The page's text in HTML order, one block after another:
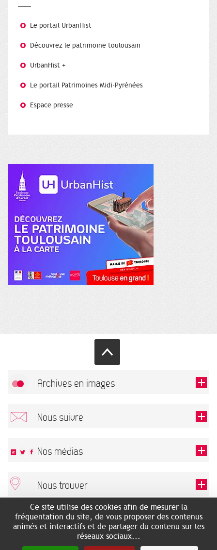
Le portail UrbanHist
Découvrez le patrimoine toulousain
UrbanHist +
Le portail Patrimoines Midi-Pyrénées
Espace presse
Archives en images
Nous suivre
Ce champ est exigé.
Nos médias
Nous trouver
ARCHIVES MUNICIPALES
2 rue des Archives
Accès mobilité réduite :
RECHERCHES GÉNÉALOGIQUES
NOUS CONNAÎTRE
SERVICE ÉDUCATIF
LES ARCHIVES EN LIGNE
Ce site utilise des cookies afin de mesurer la
fréquentation du site, de vous proposer des contenus
animés et interactifs et de partager du contenu sur les
réseaux sociaux...